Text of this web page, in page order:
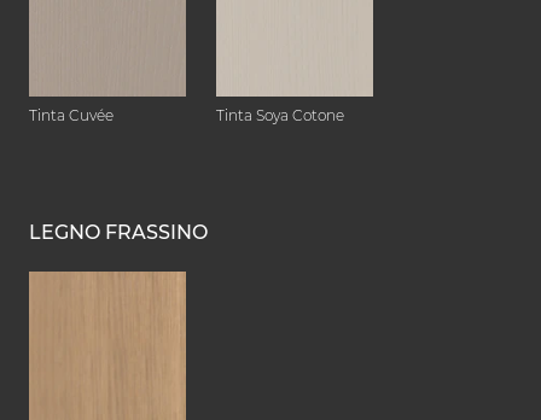
Tinta Cuvée Tinta Soya Cotone
LEGNO FRASSINO